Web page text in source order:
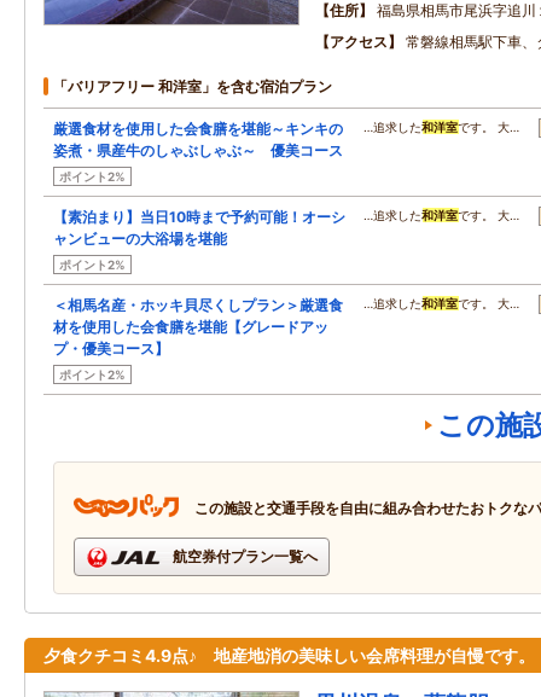
住所
福島県相馬市尾浜字追川
アクセス
常磐線相馬駅下車、
「バリアフリー 和洋室」を含む宿泊プラン
厳選食材を使用した会食膳を堪能～キンキの
姿煮・県産牛のしゃぶしゃぶ～ 優美コース
ポイント2%
…追求した和洋室です。 大…
【素泊まり】当日10時まで予約可能！オーシ
ャンビューの大浴場を堪能
ポイント2%
…追求した和洋室です。 大…
＜相馬名産・ホッキ貝尽くしプラン＞厳選食
材を使用した会食膳を堪能【グレードアッ
プ・優美コース】
ポイント2%
…追求した和洋室です。 大…
この施
この施設と交通手段を自由に組み合わせたおトクな
航空券付プラン一覧へ
夕食クチコミ4.9点♪ 地産地消の美味しい会席料理が自慢です。